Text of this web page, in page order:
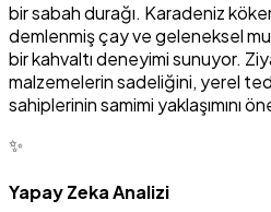
bir sabah durağı. Karadeniz
demlenmiş çay ve geleneksel
bir kahvaltı deneyimi sunuyor.
malzemelerin sadeliğini, yerel
sahiplerinin samimi yaklaşımını
✨
Yapay Zeka Analizi